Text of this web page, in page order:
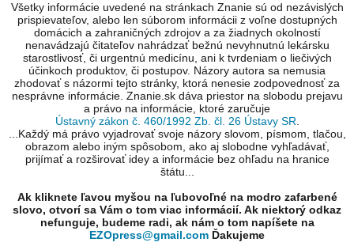
Všetky informácie uvedené na stránkach Znanie sú od nezávislých
prispievateľov, alebo len súborom informácii z voľne dostupných
domácich a zahraničných zdrojov a za žiadnych okolností
nenavádzajú čitateľov nahrádzať bežnú nevyhnutnú lekársku
starostlivosť, či urgentnú medicínu, ani k tvrdeniam o liečivých
účinkoch produktov, či postupov. Názory autora sa nemusia
zhodovať s názormi tejto stránky, ktorá nenesie zodpovednosť za
nesprávne informácie. Znanie.sk dáva priestor na slobodu prejavu
a právo na informácie, ktoré zaručuje
Ústavný zákon č. 460/1992 Zb. čl. 26 Ústavy SR
...Každý má právo vyjadrovať svoje názory slovom, písmom, tlačou,
obrazom alebo iným spôsobom, ako aj slobodne vyhľadávať,
prijímať a rozširovať idey a informácie bez ohľadu na hranice
štátu...
Ak kliknete ľavou myšou na ľubovoľné na modro zafarbené
slovo, otvorí sa Vám o tom viac informácií. Ak niektorý odkaz
nefunguje, budeme radi, ak nám o tom napíšete na
EZOpress@gmail.com Ďakujeme